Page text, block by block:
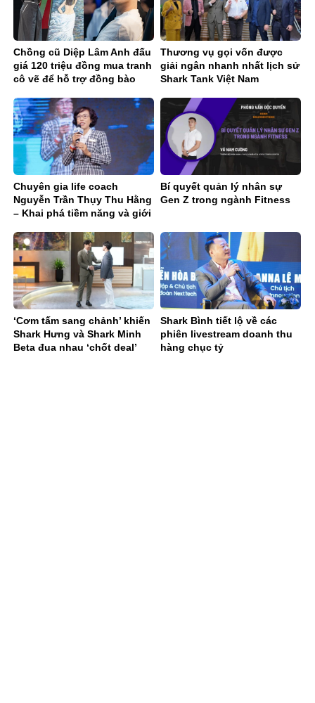
Chồng cũ Diệp Lâm Anh đấu
giá 120 triệu đồng mua tranh
cô vẽ để hỗ trợ đồng bào
Thương vụ gọi vốn được
giải ngân nhanh nhất lịch sử
Shark Tank Việt Nam
Chuyên gia life coach
Nguyễn Trần Thụy Thu Hằng
– Khai phá tiềm năng và giới
Bí quyết quản lý nhân sự
Gen Z trong ngành Fitness
‘Cơm tấm sang chảnh’ khiến
Shark Hưng và Shark Minh
Beta đua nhau ‘chốt deal’
Shark Bình tiết lộ về các
phiên livestream doanh thu
hàng chục tỷ